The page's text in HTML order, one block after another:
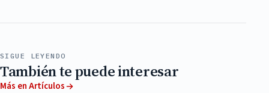
SIGUE LEYENDO
También te puede interesar
Más en Artículos